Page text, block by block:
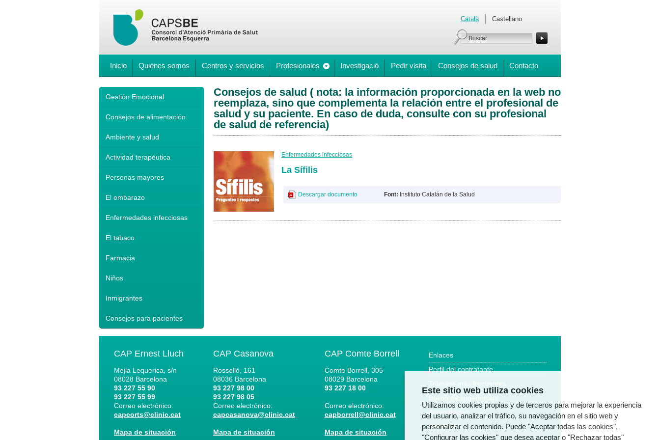
Català Castellano
Inicio Quiénes somos Centros y servicios Profesionales Investigació Pedir visita Consejos de salud Contacto
Gestión Emocional
Consejos de alimentación
Ambiente y salud
Actividad terapéutica
Personas mayores
El embarazo
Enfermedades infecciosas
El tabaco
Farmacia
Niños
Inmigrantes
Consejos para pacientes
Consejos de salud ( nota: la información proporcionada en la web no
reemplaza, sino que complementa la relación entre el profesional de
salud y su paciente. En caso de duda, consulte con su profesional
de salud de referencia)
Enfermedades infecciosas
La Sífilis
Descargar documento Font: Instituto Catalán de la Salud
CAP Ernest Lluch
Mejia Lequerica, s/n
08028 Barcelona
93 227 55 90
93 227 55 99
Correo electrónico:
capcorts@clinic.cat
Mapa de situación
CAP Casanova
Rosselló, 161
08036 Barcelona
93 227 98 00
93 227 98 05
Correo electrónico:
capcasanova@clinic.cat
Mapa de situación
CAP Comte Borrell
Comte Borrell, 305
08029 Barcelona
93 227 18 00
Correo electrónico:
capborrell@clinic.cat
Mapa de situación
Enlaces
Perfil del contratante
Trámites más frecuentes
Buzón de sugerencias
Accesibilidad
Nota legal
Este sitio web utiliza cookies
Utilizamos cookies propias y de terceros para mejorar la experiencia
del usuario, analizar el tráfico, su navegación en el sitio web y
personalizar el contenido. Puede "Aceptar todas las cookies",
"Configurar las cookies" que desea aceptar o "Rechazar todas"